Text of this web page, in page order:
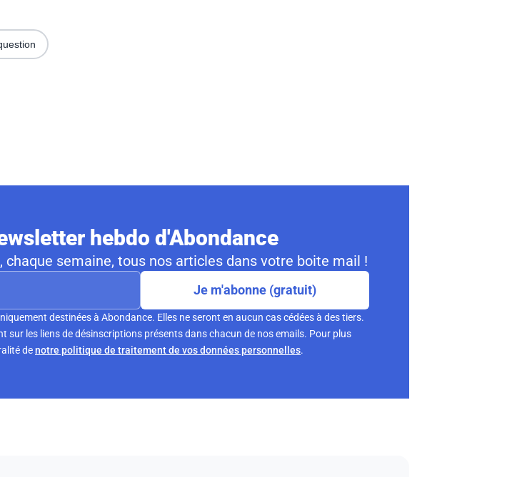
hebdo d'Abondance
chaque semaine, tous nos articles dans votre boite mail !
Je m'abonne (gratuit)
destinées à Abondance. Elles ne seront en aucun cas cédées à des tiers.
les liens de désinscriptions présents dans chacun de nos emails. Pour plus
denotre politique de traitement de vos données personnelles.